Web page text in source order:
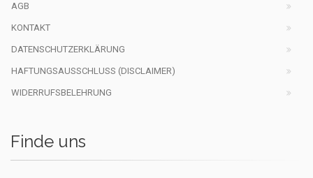
AGB
KONTAKT
DATENSCHUTZERKLÄRUNG
HAFTUNGSAUSSCHLUSS (DISCLAIMER)
WIDERRUFSBELEHRUNG
Finde uns